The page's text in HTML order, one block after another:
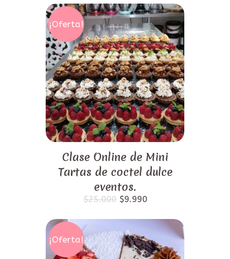
¡Oferta!
Clase Online de Mini
Tartas de coctel dulce
eventos.
$25.000 El
precio
$25.000.
$9.990El
$9.990.
¡Oferta!